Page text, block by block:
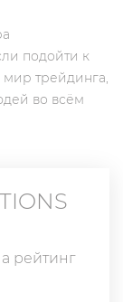
подойти к
мир трейдинга,
во всём
рейтинг